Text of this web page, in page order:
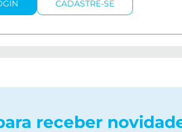
CADASTRE-SE
receber